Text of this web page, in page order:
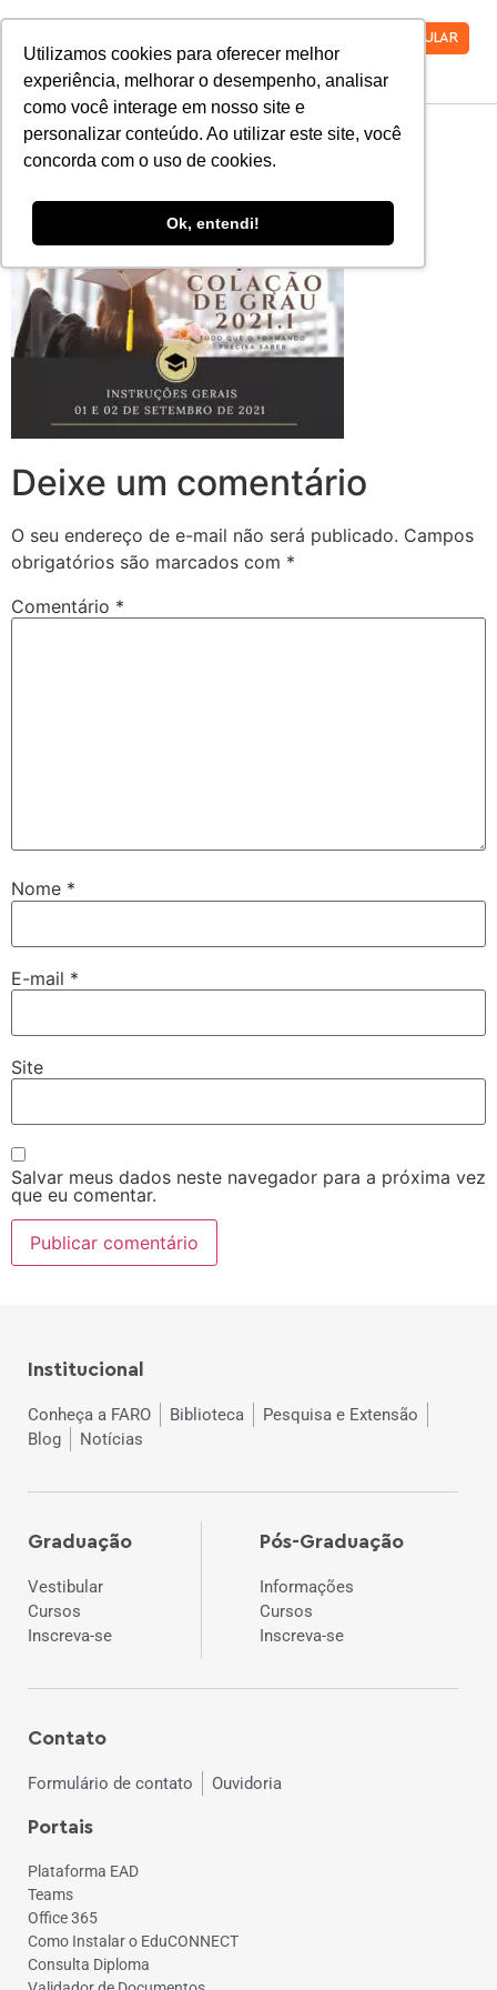
Utilizamos cookies para oferecer melhor
experiência, melhorar o desempenho, analisar
como você interage em nosso site e
personalizar conteúdo. Ao utilizar este site, você
concorda com o uso de cookies.
Ok, entendi!
VESTIBULAR
MicrosoftTeams-
image-32
Deixe um comentário
O seu endereço de e-mail não será publicado. Campos
obrigatórios são marcados com *
Comentário *
Nome *
E-mail *
Site
Salvar meus dados neste navegador para a próxima vez
que eu comentar.
Institucional
Conheça a FARO Biblioteca
Pesquisa e Extensão
Blog
Notícias
Graduação
Vestibular
Cursos
Inscreva-se
Pós-Graduação
Informações
Cursos
Inscreva-se
Contato
Formulário de contato Ouvidoria
Portais
Plataforma EAD
Teams
Office 365
Como Instalar o EduCONNECT
Consulta Diploma